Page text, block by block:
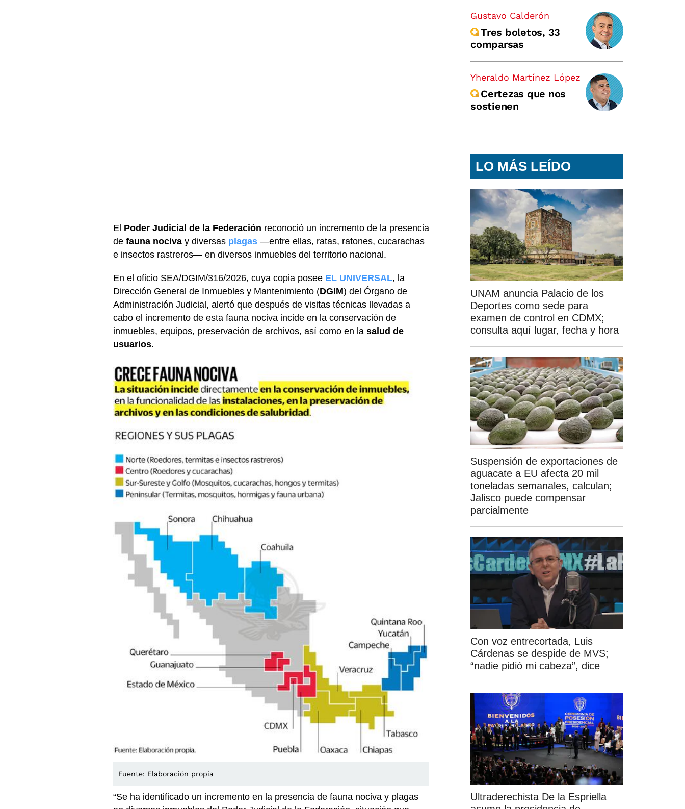
El Poder Judicial de la Federación reconoció un incremento de la presencia
de fauna nociva y diversas plagas —entre ellas, ratas, ratones, cucarachas
e insectos rastreros— en diversos inmuebles del territorio nacional.
En el oficio SEA/DGIM/316/2026, cuya copia posee EL UNIVERSAL, la
Dirección General de Inmuebles y Mantenimiento (DGIM) del Órgano de
Administración Judicial, alertó que después de visitas técnicas llevadas a
cabo el incremento de esta fauna nociva incide en la conservación de
inmuebles, equipos, preservación de archivos, así como en la salud de
usuarios.
Fuente: Elaboración propia
“Se ha identificado un incremento en la presencia de fauna nociva y plagas
Gustavo Calderón
Tres boletos, 33
comparsas
Yheraldo Martínez López
Certezas que nos
sostienen
LO MÁS LEÍDO
UNAM anuncia Palacio de los
Deportes como sede para
examen de control en CDMX;
consulta aquí lugar, fecha y hora
Suspensión de exportaciones de
aguacate a EU afecta 20 mil
toneladas semanales, calculan;
Jalisco puede compensar
parcialmente
Con voz entrecortada, Luis
Cárdenas se despide de MVS;
“nadie pidió mi cabeza”, dice
Ultraderechista De la Espriella